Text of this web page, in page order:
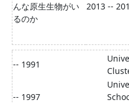
んな原生生物がい
るのか
2013 --
-- 1991
-- 1997